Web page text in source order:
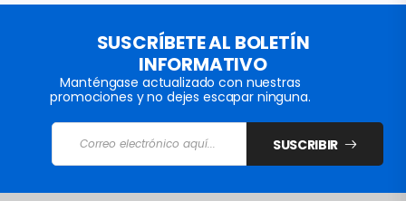
SUSCRÍBETE AL BOLETÍN
INFORMATIVO
Manténgase actualizado con nuestras
promociones y no dejes escapar ninguna.
SUSCRIBIR